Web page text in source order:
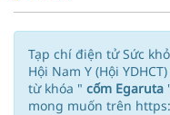
Tạp chí điện tử Sức
Hội Nam Y (Hội
từ khóa " cốm Egaruta
mong muốn trên